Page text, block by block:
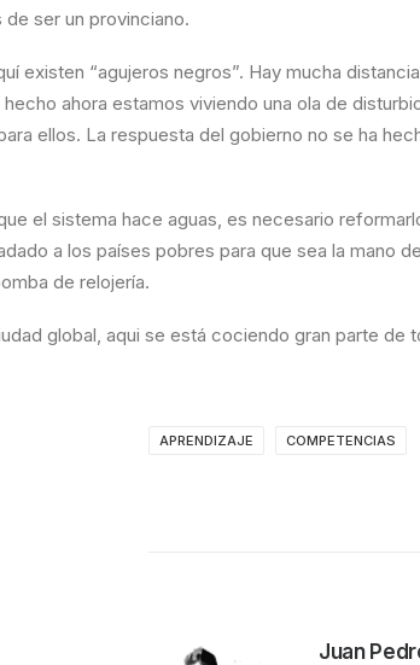
ser un provinciano.
existen “agujeros negros”. Hay mucha
hecho ahora estamos viviendo una ola de
ellos. La respuesta del gobierno no se ha
el sistema hace aguas, es necesario
a los países pobres para que sea la mano
de relojería.
global, aqui se está cociendo gran parte de
APRENDIZAJE COMPETENCIAS
Juan